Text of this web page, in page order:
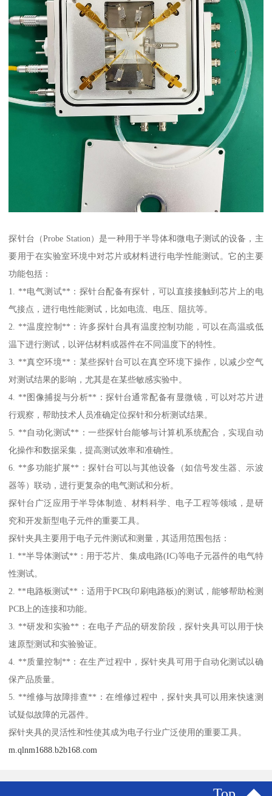
探针台（Probe Station）是一种用于半导体和微电子测试的设备，主
要用于在实验室环境中对芯片或材料进行电学性能测试。它的主要
功能包括：
1. **电气测试**：探针台配备有探针，可以直接接触到芯片上的电
气接点，进行电性能测试，比如电流、电压、阻抗等。
2. **温度控制**：许多探针台具有温度控制功能，可以在高温或低
温下进行测试，以评估材料或器件在不同温度下的特性。
3. **真空环境**：某些探针台可以在真空环境下操作，以减少空气
对测试结果的影响，尤其是在某些敏感实验中。
4. **图像捕捉与分析**：探针台通常配备有显微镜，可以对芯片进
行观察，帮助技术人员准确定位探针和分析测试结果。
5. **自动化测试**：一些探针台能够与计算机系统配合，实现自动
化操作和数据采集，提高测试效率和准确性。
6. **多功能扩展**：探针台可以与其他设备（如信号发生器、示波
器等）联动，进行更复杂的电气测试和分析。
探针台广泛应用于半导体制造、材料科学、电子工程等领域，是研
究和开发新型电子元件的重要工具。
探针夹具主要用于电子元件测试和测量，其适用范围包括：
1. **半导体测试**：用于芯片、集成电路(IC)等电子元器件的电气特
性测试。
2. **电路板测试**：适用于PCB(印刷电路板)的测试，能够帮助检测
PCB上的连接和功能。
3. **研发和实验**：在电子产品的研发阶段，探针夹具可以用于快
速原型测试和实验验证。
4. **质量控制**：在生产过程中，探针夹具可用于自动化测试以确
保产品质量。
5. **维修与故障排查**：在维修过程中，探针夹具可以用来快速测
试疑似故障的元器件。
探针夹具的灵活性和性使其成为电子行业广泛使用的重要工具。
m.qlnm1688.b2b168.com